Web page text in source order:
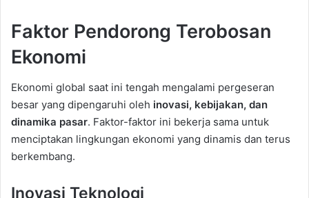
Faktor Pendorong Terobosan
Ekonomi
Ekonomi global saat ini tengah mengalami pergeseran
besar yang dipengaruhi oleh inovasi, kebijakan, dan
dinamika pasar. Faktor-faktor ini bekerja sama untuk
menciptakan lingkungan ekonomi yang dinamis dan terus
berkembang.
Inovasi Teknologi